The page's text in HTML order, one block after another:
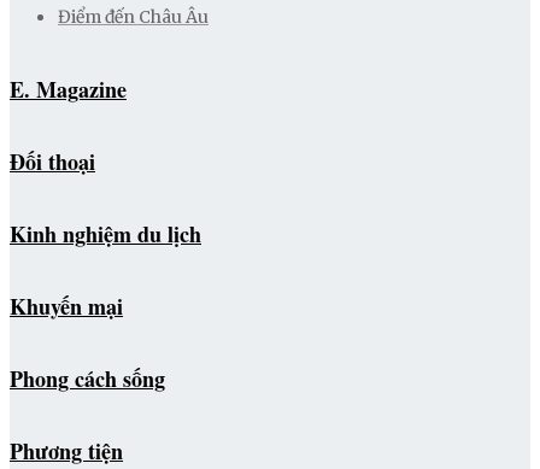
Điểm đến Châu Âu
E. Magazine
Đối thoại
Kinh nghiệm du lịch
Khuyến mại
Phong cách sống
Phương tiện